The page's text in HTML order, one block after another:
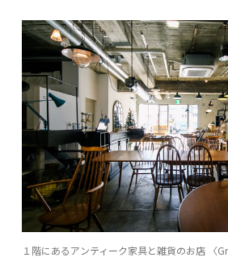
１階にあるアンティーク家具と雑貨のお店 〈